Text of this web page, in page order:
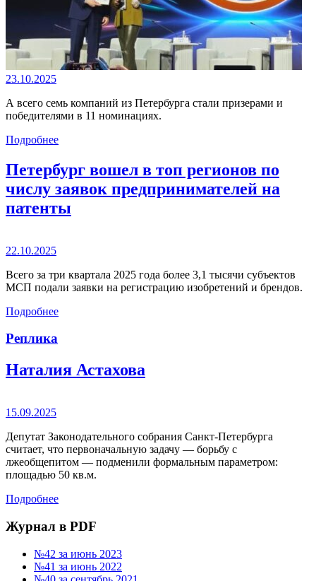
23.10.2025
А всего семь компаний из Петербурга стали призерами и
победителями в 11 номинациях.
Подробнее
Петербург вошел в топ регионов по
числу заявок предпринимателей на
патенты
22.10.2025
Всего за три квартала 2025 года более 3,1 тысячи субъектов
МСП подали заявки на регистрацию изобретений и брендов.
Подробнее
Реплика
Наталия Астахова
15.09.2025
Депутат Законодательного собрания Санкт-Петербурга
считает, что первоначальную задачу — борьбу с
лжеобщепитом — подменили формальным параметром:
площадью 50 кв.м.
Подробнее
Журнал в PDF
№42 за июнь 2023
№41 за июнь 2022